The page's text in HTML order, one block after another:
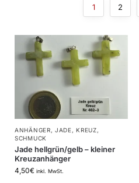
1 2
ANHÄNGER,JADE,KREUZ,
SCHMUCK
Jade hellgrün/gelb – kleiner
Kreuzanhänger
4,50€ inkl. MwSt.